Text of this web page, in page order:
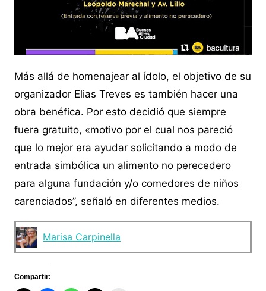
Más allá de homenajear al ídolo, el objetivo de su
organizador Elias Treves es también hacer una
obra benéfica. Por esto decidió que siempre
fuera gratuito, «motivo por el cual nos pareció
que lo mejor era ayudar solicitando a modo de
entrada simbólica un alimento no perecedero
para alguna fundación y/o comedores de niños
carenciados”, señaló en diferentes medios.
Marisa Carpinella
Compartir: